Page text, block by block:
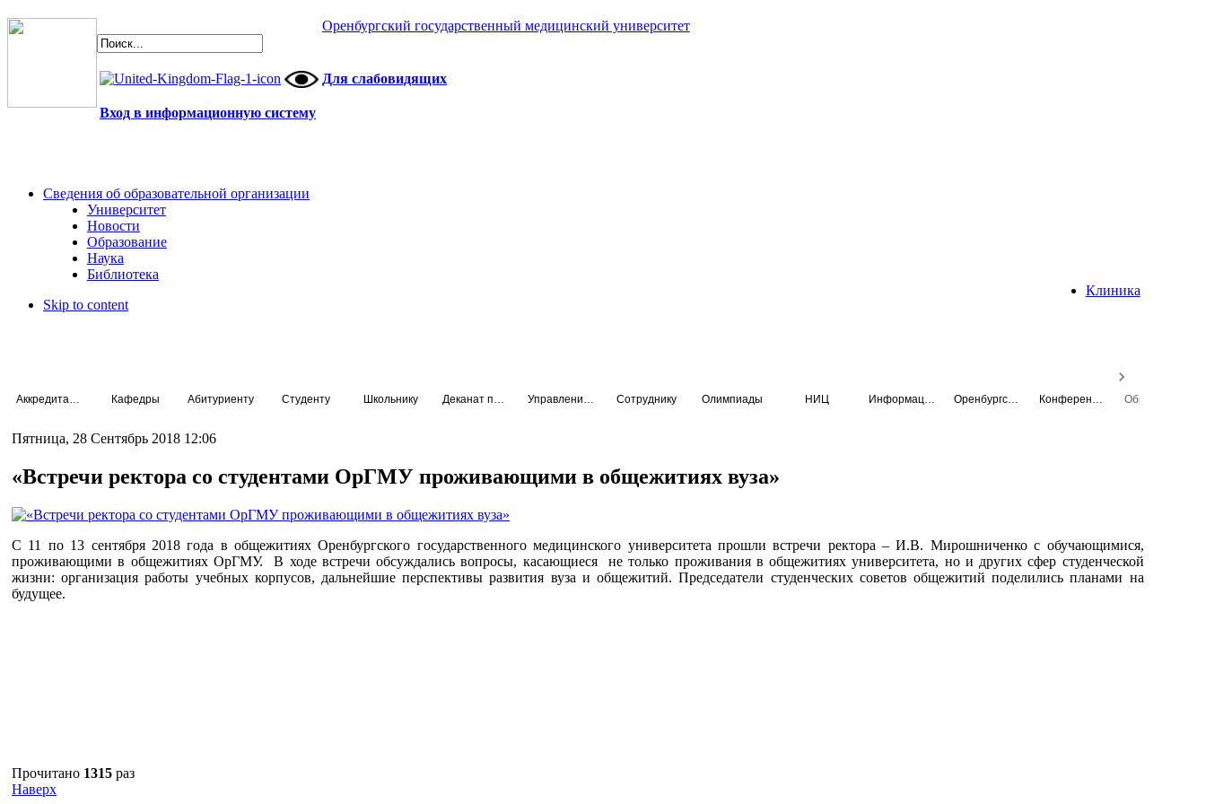
Оренбургский государственный медицинский университет
Для слабовидящих
Вход в информационную систему
Сведения об образовательной организации
Университет
Новости
Образование
Наука
Библиотека
Клиника
Skip to content
Кафедры Абитуриенту Студенту Школьнику Сотруднику Олимпиады НИЦ
Пятница, 28 Сентябрь 2018 12:06
«Встречи ректора со студентами ОрГМУ проживающими в общежитиях вуза»
С 11 по 13 сентября 2018 года в общежитиях Оренбургского государственного медицинского университета прошли встречи ректора – И.В. Мирошниченко с обучающимися,
проживающими в общежитиях ОрГМУ. В ходе встречи обсуждались вопросы, касающиеся не только проживания в общежитиях университета, но и других сфер студенческой
жизни: организация работы учебных корпусов, дальнейшие перспективы развития вуза и общежитий. Председатели студенческих советов общежитий поделились планами на
будущее.
Прочитано 1315 раз
Наверх